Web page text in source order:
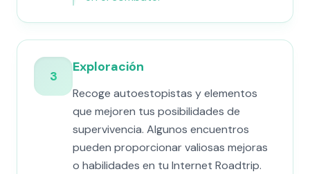
3
Exploración
Recoge autoestopistas y elementos
que mejoren tus posibilidades de
supervivencia. Algunos encuentros
pueden proporcionar valiosas mejoras
o habilidades en tu Internet Roadtrip.